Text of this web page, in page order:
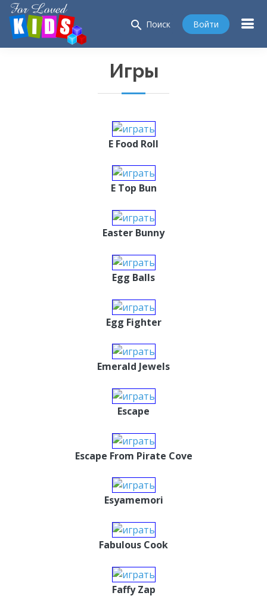
search Поиск Войти
Игры
E Food Roll
E Top Bun
Easter Bunny
Egg Balls
Egg Fighter
Emerald Jewels
Escape
Escape From Pirate Cove
Esyamemori
Fabulous Cook
Faffy Zap